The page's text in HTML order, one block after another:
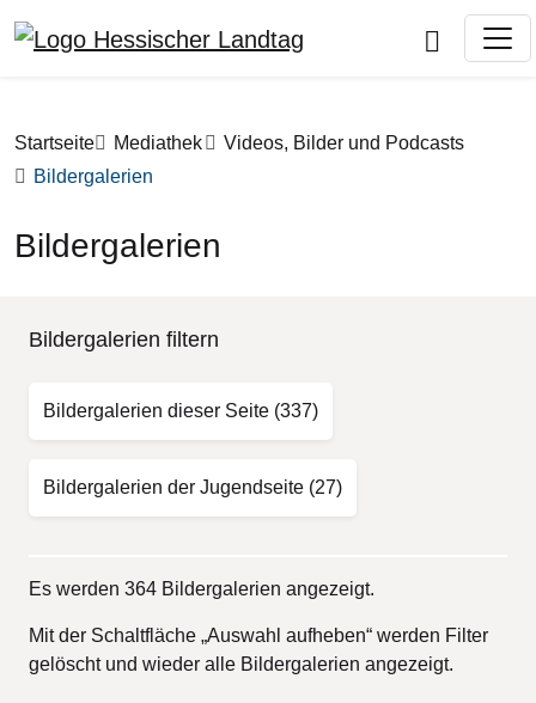
Pfadnavigation
Startseite Mediathek
Videos, Bilder und Podcasts
Bildergalerien
Bildergalerien
Bildergalerien filtern
Bildergalerien dieser Seite (337)
Bildergalerien der Jugendseite (27)
Es werden 364 Bildergalerien angezeigt.
Mit der Schaltfläche „Auswahl aufheben“ werden Filter
gelöscht und wieder alle Bildergalerien angezeigt.